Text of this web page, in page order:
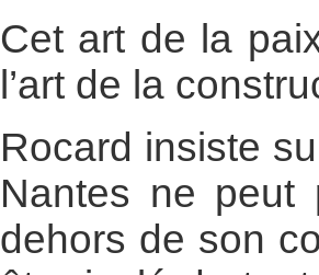
Cet art de la
l’art de la
Rocard insiste
Nantes ne peut
dehors de son